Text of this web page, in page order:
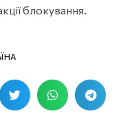
блокування.